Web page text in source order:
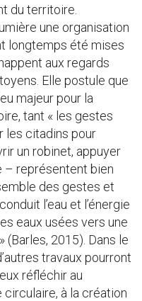
du territoire.
une organisation
longtemps été mises
aux regards
Elle postule que
majeur pour la
tant « les gestes
les citadins pour
un robinet, appuyer
– représentent bien
des gestes et
l’eau et l’énergie
eaux usées vers une
(Barles, 2015). Dans le
travaux pourront
réfléchir au
à la création